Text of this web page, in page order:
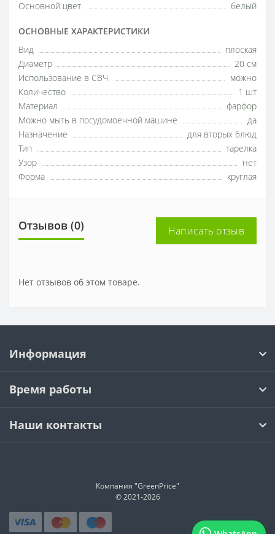
Основной цвет
белый
ОСНОВНЫЕ ХАРАКТЕРИСТИКИ
Вид
плоская
Диаметр
20 см
Использование в СВЧ
можно
Количество
1 шт
Материал
фарфор
Можно мыть в посудомоечной машине
да
Назначение
для вторых блюд
Тип
тарелка
Узор
нет
Форма
круглая
Отзывов (0) Написать отзыв
Нет отзывов об этом товаре.
Информация
Время работы
Наши контакты
Компания "GreenPrice"
© 2021-2026